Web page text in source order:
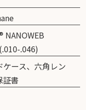
NANOWEB
.046)
ケース、六角レン
証書